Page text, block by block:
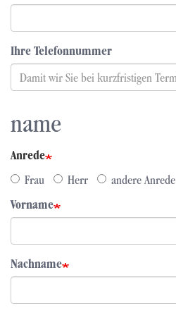
Ihre Telefonnummer
name
Anrede
Frau
Herr
andere Anrede
Vorname
Nachname